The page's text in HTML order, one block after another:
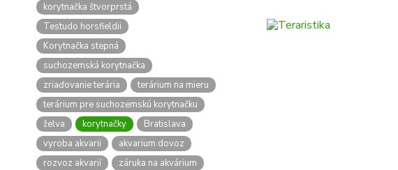
korytnačka štvorprstá
Testudo horsfieldii
Korytnačka stepná
suchozemská korytnačka
zriaďovanie terária
terárium na mieru
terárium pre suchozemskú korytnačku
želva
korytnačky
Bratislava
vyroba akvarii
akvarium dovoz
rozvoz akvarií
záruka na akvárium